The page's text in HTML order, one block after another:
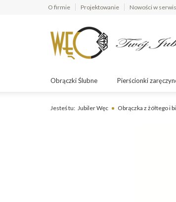
O firmie Projektowanie Nowości w
Obrączki Ślubne Pierścionki
Jesteś tu: Jubiler Węc Obrączka z żółtego i